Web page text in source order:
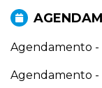
Agendamento -
Agendamento -